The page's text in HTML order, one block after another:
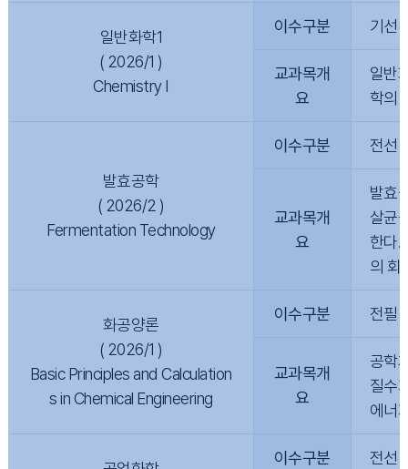
일반화학1
( 2026/1 )
Chemistry I
이수구분 기선(
교과목개
요
일반
학의
발효공학
( 2026/2 )
Fermentation Technology
이수구분 전선
교과목개
요
발효
살균
한다.
의 회
화공양론
( 2026/1 )
Basic Principles and Calculation
s in Chemical Engineering
이수구분 전필
교과목개
요
공학
질수
에너
이수구분 전선